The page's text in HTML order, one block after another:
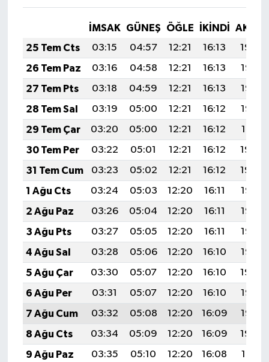
İMSAK GÜNEŞ ÖĞLE İKINDI
25 Tem Cts
03:15 04:57 12:21 16:13
19:34
26 Tem Paz
03:16 04:58 12:21 16:13
19:33
27 Tem Pts
03:18 04:59 12:21 16:13
19:33
28 Tem Sal
03:19 05:00 12:21 16:12
19:32
29 Tem Çar
03:20 05:00 12:21 16:12
19:31
30 Tem Per
03:22 05:01 12:21 16:12
19:30
31 Tem Cum
03:23 05:02 12:21 16:12
19:29
1 Ağu Cts
03:24 05:03 12:20 16:11
19:28
2 Ağu Paz
03:26 05:04 12:20 16:11
19:27
3 Ağu Pts
03:27 05:05 12:20 16:11
19:26
4 Ağu Sal
03:28 05:06 12:20 16:10
19:25
5 Ağu Çar
03:30 05:07 12:20 16:10
19:24
6 Ağu Per
03:31 05:07 12:20 16:10
19:23
7 Ağu Cum
03:32 05:08 12:20 16:09
19:22
8 Ağu Cts
03:34 05:09 12:20 16:09
19:20
9 Ağu Paz
03:35 05:10 12:20 16:08
19:19